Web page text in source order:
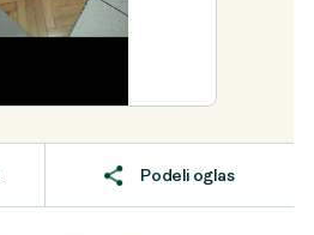
Podeli oglas